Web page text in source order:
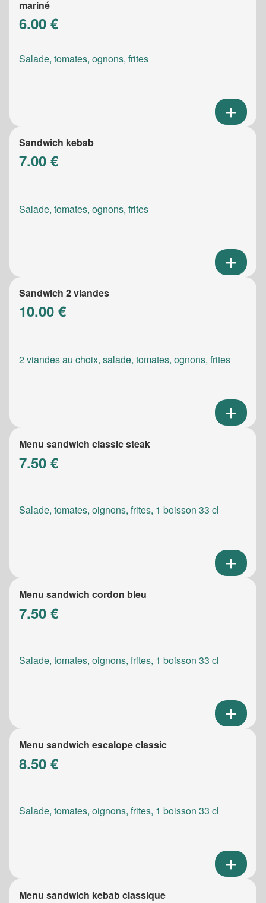
mariné
6.00 €
Salade, tomates, ognons, frites
Sandwich kebab
7.00 €
Salade, tomates, ognons, frites
Sandwich 2 viandes
10.00 €
2 viandes au choix, salade, tomates, ognons, frites
Menu sandwich classic steak
7.50 €
Salade, tomates, oignons, frites, 1 boisson 33 cl
Menu sandwich cordon bleu
7.50 €
Salade, tomates, oignons, frites, 1 boisson 33 cl
Menu sandwich escalope classic
8.50 €
Salade, tomates, oignons, frites, 1 boisson 33 cl
Menu sandwich kebab classique